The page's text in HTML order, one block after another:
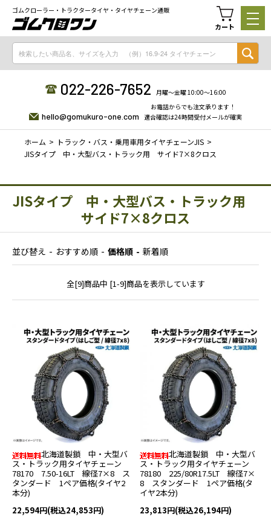
ゴムクローラー・トラクタータイヤ・タイヤチェーン通販
カート
022-226-7652 月曜〜金曜 10:00〜16:00
hello@gomukuro-one.com
お電話からでも注文承ります！
適合確認は24時間受付メールが確実
ホーム
トラック・バス・乗用車用タイヤチェーンJIS
JISタイプ 中・大型バス・トラック用 サイド7×8クロス
JISタイプ 中・大型バス・トラック用
サイド7×8クロス
並び替え おすすめ順 価格順 新着順
全[9]商品中 [1-9]商品を表示しています
北海道製鎖 中・大型バ
ス・トラック用タイヤチェーン
78170 7.50-16LT 線径7×8 ス
タンダード 1ペア価格(タイヤ2
本分)
22,594円(税込24,853円)
北海道製鎖 中・大型バ
ス・トラック用タイヤチェーン
78180 225/80R17.5LT 線径7×
8 スタンダード 1ペア価格(タ
イヤ2本分)
23,813円(税込26,194円)